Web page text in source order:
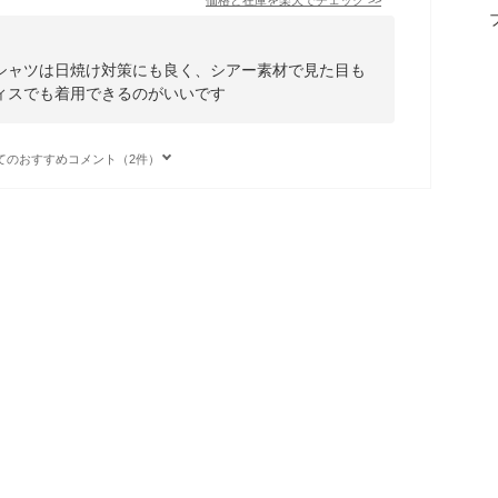
ツは日焼け対策にも良く、シアー素材で見た目も
でも着用できるのがいいです
のおすすめコメント（2件）